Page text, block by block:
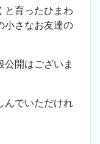
と育ったひまわ
小さなお友達の
開はございま
んでいただけれ